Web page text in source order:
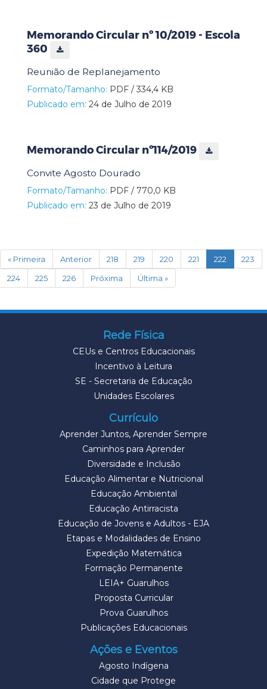
Memorando Circular nº 10/2019 - Escola
360
Reunião de Replanejamento
Formato/Tamanho: PDF / 334,4 KB
Publicado em: 24 de Julho de 2019
Memorando Circular nº114/2019
Convite Agosto Dourado
Formato/Tamanho: PDF / 770,0 KB
Publicado em: 23 de Julho de 2019
« Primeira Anterior 218 219 220 221 222 (current)
223
224
225 226 Próxima Última »
Rede Física
CEUs e Centros Educacionais
Incentivo à Leitura
SE - Secretaria de Educação
Unidades Escolares
Currículo
Aprender Juntos, Aprender Sempre
Caminhos para Aprender
Diversidade e Inclusão
Educação Alimentar e Nutricional
Educação Ambiental
Educação Antirracista
Educação de Jovens e Adultos - EJA
Etapas e Modalidades de Ensino
Expedição Matemática
Formação Permanente
LEIA+ Guarulhos
Proposta Curricular
Prova Guarulhos
Publicações Educacionais
Ações e Eventos
Agosto Indígena
Cidade que Protege